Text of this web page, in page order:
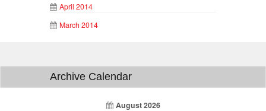
April 2014
March 2014
Archive Calendar
August 2026